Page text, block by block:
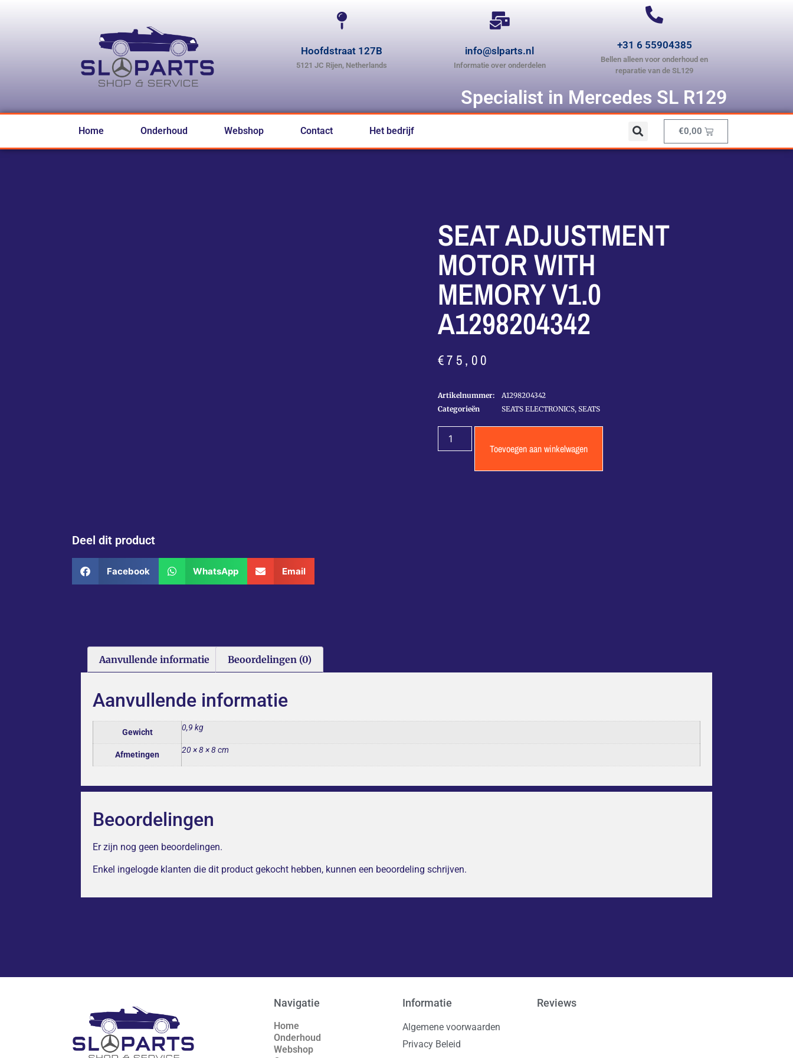
Hoofdstraat 127B
5121 JC Rijen, Netherlands
info@slparts.nl
Informatie over onderdelen
+31 6 55904385
Bellen alleen voor onderhoud en
reparatie van de SL129
Specialist in Mercedes SL R129
Home Onderhoud Webshop Contact Het bedrijf €0,00
Deel dit product
Facebook WhatsApp Email
SEAT ADJUSTMENT
MOTOR WITH
MEMORY V1.0
A1298204342
€75,00
Artikelnummer:
A1298204342
Categorieën
SEATS ELECTRONICS, SEATS
Toevoegen aan winkelwagen
Aanvullende informatie Beoordelingen (0)
Aanvullende informatie
Gewicht 0,9 kg
Afmetingen 20 × 8 × 8 cm
Beoordelingen
Er zijn nog geen beoordelingen.
Enkel ingelogde klanten die dit product gekocht hebben, kunnen een beoordeling schrijven.
Navigatie
Home
Onderhoud
Webshop
Informatie
Algemene voorwaarden
Privacy Beleid
Reviews